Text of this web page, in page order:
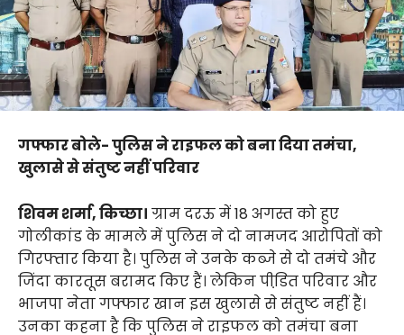
गफ्फार बोले- पुलिस ने राइफल को बना दिया तमंचा,
खुलासे से संतुष्ट नहीं परिवार
शिवम शर्मा, किच्छा। ग्राम दरऊ में 18 अगस्त को हुए
गोलीकांड के मामले में पुलिस ने दो नामजद आरोपितों को
गिरफ्तार किया है। पुलिस ने उनके कब्जे से दो तमंचे और
जिंदा कारतूस बरामद किए हैं। लेकिन पीडि़त परिवार और
भाजपा नेता गफ्फार खान इस खुलासे से संतुष्ट नहीं हैं।
उनका कहना है कि पुलिस ने राइफल को तमंचा बना